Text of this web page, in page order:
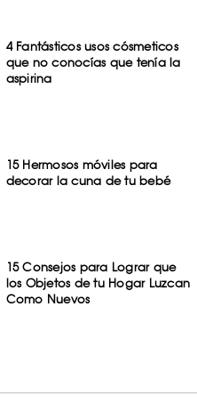
4 Fantásticos usos cósmeticos
que no conocías que tenía la
aspirina
15 Hermosos móviles para
decorar la cuna de tu bebé
15 Consejos para Lograr que
los Objetos de tu Hogar Luzcan
Como Nuevos